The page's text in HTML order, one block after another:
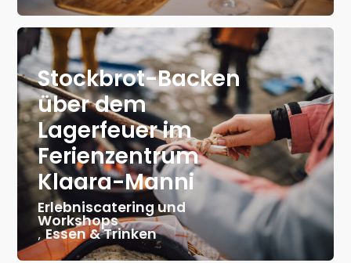
Stockbrot-Backen
über dem
Lagerfeuer im
Ferienzentrum
Klaara-Manni
Erlebniscatering und
Workshops
,Essen & Trinken